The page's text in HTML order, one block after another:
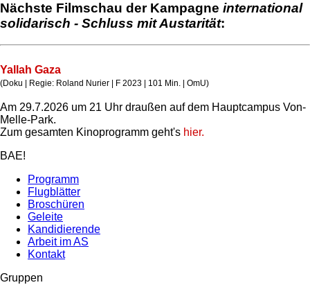
Nächste Filmschau der Kampagne international
solidarisch - Schluss mit Austarität:
Yallah Gaza
(Doku | Regie: Roland Nurier | F 2023 | 101 Min. | OmU)
Am 29.7.2026 um 21 Uhr draußen auf dem Hauptcampus Von-
Melle-Park.
Zum gesamten Kinoprogramm geht's hier.
BAE!
Programm
Flugblätter
Broschüren
Geleite
Kandidierende
Arbeit im AS
Kontakt
Gruppen